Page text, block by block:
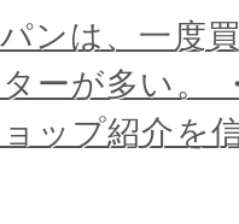
ンは、一度
ーが多い。
ップ紹介を